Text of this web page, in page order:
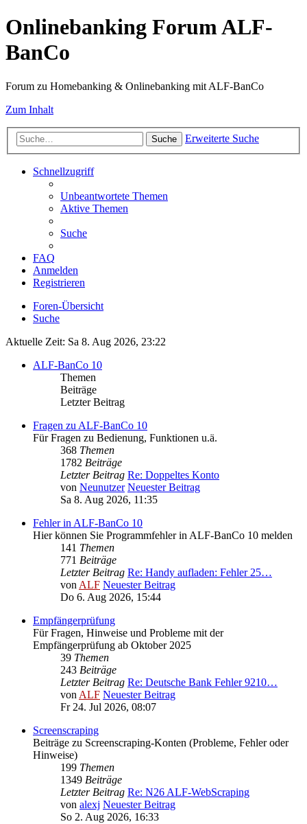
Onlinebanking Forum ALF-
BanCo
Forum zu Homebanking & Onlinebanking mit ALF-BanCo
Zum Inhalt
Suche Erweiterte Suche
Schnellzugriff
Unbeantwortete Themen
Aktive Themen
Suche
FAQ
Anmelden
Registrieren
Foren-Übersicht
Suche
Aktuelle Zeit: Sa 8. Aug 2026, 23:22
ALF-BanCo 10
Themen
Beiträge
Letzter Beitrag
Fragen zu ALF-BanCo 10
Für Fragen zu Bedienung, Funktionen u.ä.
368 Themen
1782 Beiträge
Letzter Beitrag Re: Doppeltes Konto
von Neunutzer Neuester Beitrag
Sa 8. Aug 2026, 11:35
Fehler in ALF-BanCo 10
Hier können Sie Programmfehler in ALF-BanCo 10 melden
141 Themen
771 Beiträge
Letzter Beitrag Re: Handy aufladen: Fehler 25…
vonALF Neuester Beitrag
Do 6. Aug 2026, 15:44
Empfängerprüfung
Für Fragen, Hinweise und Probleme mit der
Empfängerprüfung ab Oktober 2025
39 Themen
243 Beiträge
Letzter Beitrag Re: Deutsche Bank Fehler 9210…
vonALF Neuester Beitrag
Fr 24. Jul 2026, 08:07
Screenscraping
Beiträge zu Screenscraping-Konten (Probleme, Fehler oder
Hinweise)
199 Themen
1349 Beiträge
Letzter Beitrag Re: N26 ALF-WebScraping
von alexj Neuester Beitrag
So 2. Aug 2026, 16:33